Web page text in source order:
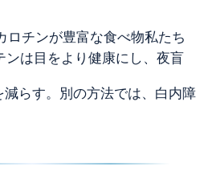
ロチンが豊富な食べ物私たち
ンは目をより健康にし、夜盲
らす。別の方法では、白内障